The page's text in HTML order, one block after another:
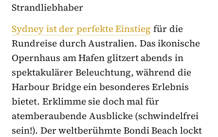
Strandliebhaber
Sydney ist der perfekte Einstieg für die
Rundreise durch Australien. Das ikonische
Opernhaus am Hafen glitzert abends in
spektakulärer Beleuchtung, während die
Harbour Bridge ein besonderes Erlebnis
bietet. Erklimme sie doch mal für
atemberaubende Ausblicke (schwindelfrei
sein!). Der weltberühmte Bondi Beach lockt